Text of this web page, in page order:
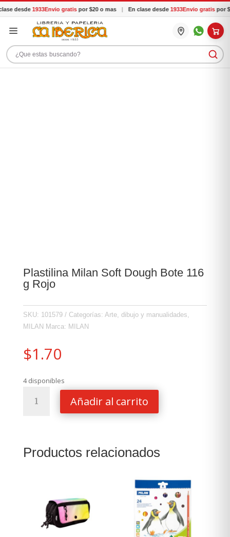
desde1933Envio gratispor $20 o mas En clase desde1933Envio gratispor
Buscar productos
Plastilina Milan Soft Dough Bote 116
g Rojo
SKU: 101579 Categorías: Arte, dibujo y manualidades,
MILAN Marca: MILAN
$1.70
4 disponibles
Milan
116
Añadir al carrito
Productos relacionados